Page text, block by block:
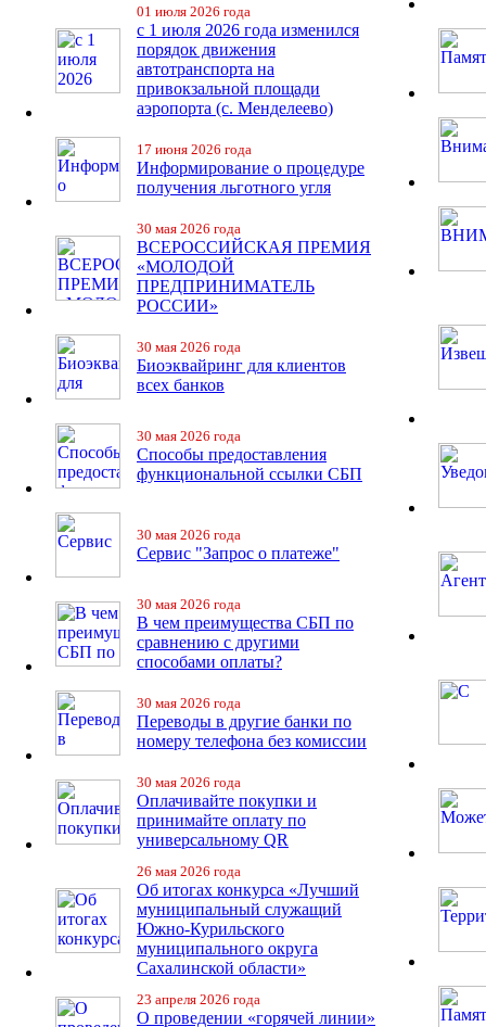
01 июля 2026 года
с 1 июля 2026 года изменился
порядок движения
автотранспорта на
привокзальной площади
аэропорта (с. Менделеево)
17 июня 2026 года
Информирование о процедуре
получения льготного угля
30 мая 2026 года
ВСЕРОССИЙСКАЯ ПРЕМИЯ
«МОЛОДОЙ
ПРЕДПРИНИМАТЕЛЬ
РОССИИ»
30 мая 2026 года
Биоэквайринг для клиентов
всех банков
30 мая 2026 года
Способы предоставления
функциональной ссылки СБП
30 мая 2026 года
Сервис "Запрос о платеже"
30 мая 2026 года
В чем преимущества СБП по
сравнению с другими
способами оплаты?
30 мая 2026 года
Переводы в другие банки по
номеру телефона без комиссии
30 мая 2026 года
Оплачивайте покупки и
принимайте оплату по
универсальному QR
26 мая 2026 года
Об итогах конкурса «Лучший
муниципальный служащий
Южно-Курильского
муниципального округа
Сахалинской области»
23 апреля 2026 года
О проведении «горячей линии»